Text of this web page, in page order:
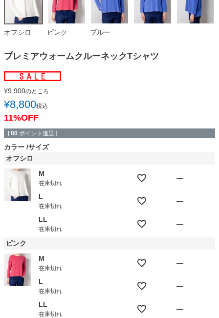
オフシロ ピンク ブルー
プレミアウォームクルーネックTシャツ
¥9,900のところ
¥8,800税込
11%OFF
[ 80 ポイント進呈 ]
カラー サイズ
オフシロ
M
在庫切れ
—
L
在庫切れ
—
LL
在庫切れ
—
ピンク
M
在庫切れ
—
L
在庫切れ
—
LL
在庫切れ
—